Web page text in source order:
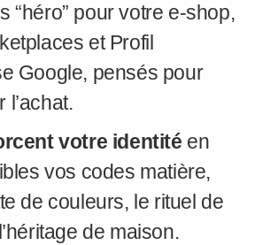
“héro” pour votre e-shop,
et Profil
Google, pensés pour
l’achat.
votre identité en
vos codes matière,
de couleurs, le rituel de
de maison.